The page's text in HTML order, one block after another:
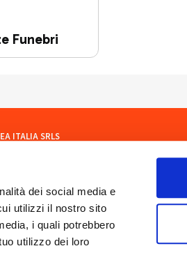
dei social media e
utilizzi il nostro sito
i quali potrebbero
utilizzo dei loro
Funebri
ITALIA SRLS